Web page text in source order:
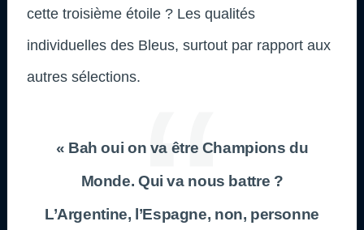
cette troisième étoile ? Les qualités
individuelles des Bleus, surtout par rapport aux
autres sélections.
« Bah oui on va être Champions du
Monde. Qui va nous battre ?
L’Argentine, l’Espagne, non, personne